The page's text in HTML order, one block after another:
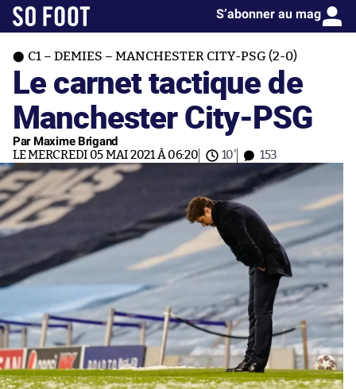
S’abonner au mag
C1 – DEMIES – MANCHESTER CITY-PSG (2-0)
Le carnet tactique de
Manchester City-PSG
Par Maxime Brigand
LE MERCREDI 05 MAI 2021 À 06:20 10' 153